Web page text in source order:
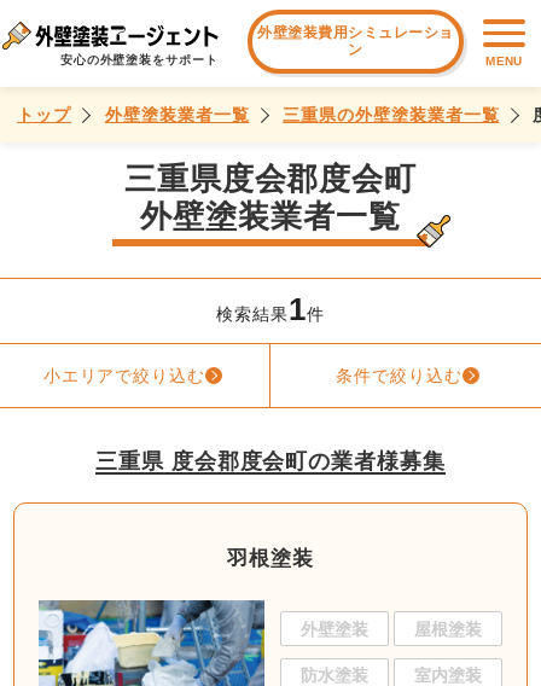
安心の外壁塗装をサポート
外壁塗装費用シミュレーショ
ン
MENU
トップ 外壁塗装業者一覧 三重県の外壁塗装業者一覧
三重県度会郡度会町
外壁塗装業者一覧
検索結果1件
小エリアで絞り込む 条件で絞り込む
三重県 度会郡度会町の業者様募集
羽根塗装
外壁塗装 屋根塗装
防水塗装 室内塗装